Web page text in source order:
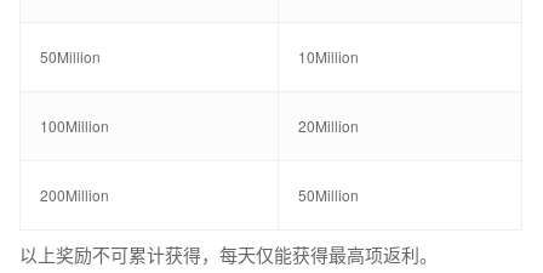
50Million 10Million
100Million 20Million
200Million 50Million
以上奖励不可累计获得，每天仅能获得最高项返利。